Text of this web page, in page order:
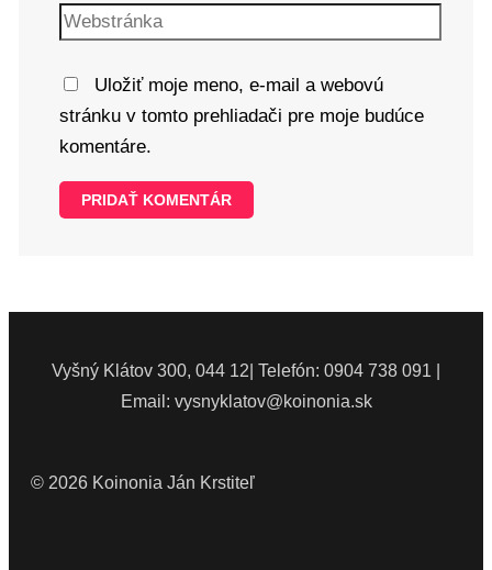
Uložiť moje meno, e-mail a webovú
stránku v tomto prehliadači pre moje budúce
komentáre.
Vyšný Klátov 300, 044 12| Telefón: 0904 738 091 |
Email: vysnyklatov@koinonia.sk
© 2026 Koinonia Ján Krstiteľ